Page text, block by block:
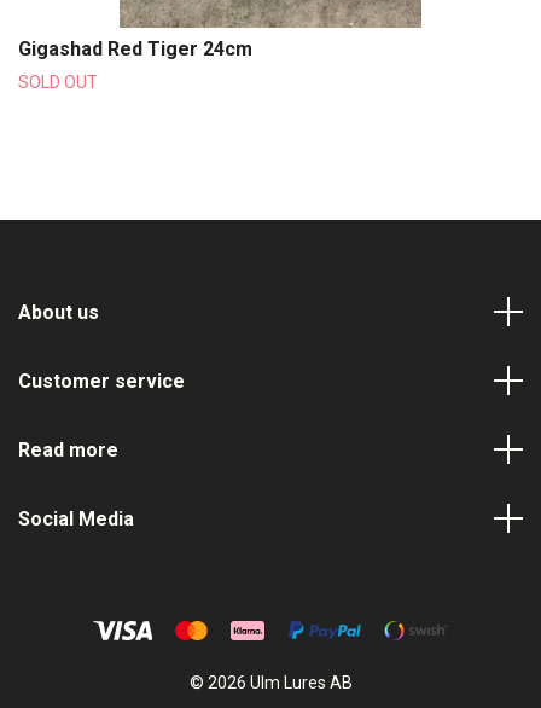
Gigashad Red Tiger 24cm
SOLD OUT
About us
Customer service
Read more
Social Media
© 2026 Ulm Lures AB